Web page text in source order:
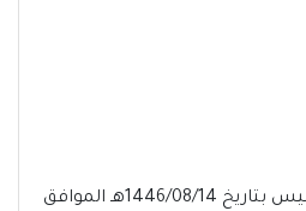
- متاح الآن بدأ اليوم الخميس بتاريخ 1446/08/14هـ الموافق